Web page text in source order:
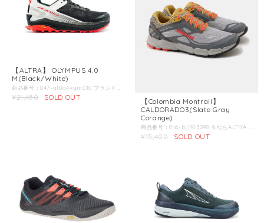
【ALTRA】 OLYMPUS 4.0
M(Black/White)
商品番号：047-al0a4vqm010 ブランド名：ALTRA / アルトラ / 商品名：オリンパス 4.0 メンズ BW 商品説明：マックスクッションシューズ・オリンパスが4となり全く新しい外観に生まれ変わり、機能面でも大きな進化を遂げました。それに伴い、エンジニアードメッシュアッパーは通気性と耐久性が強化されました。また、プレミアムタンが追加され、より快適な履き心地とホールド感が向上しました。かかとは丸みを帯びており、かかとからつま先までのスムーズな足運びを促し、InnerFlex?ミッドソールが柔軟性とパフォーマンスを向上させます。そして、スタックハイト が33mmあり、いわゆる厚底シューズでありながら、真上から見た際靴底に近くにつれ広がる形状やアウトソールの形状によって安定感を大きく向上させています。最後に、ビブラム?メガグリップ?アウトソールやゲイタートラップ?など、オリンパスの必需品はそのままにしておきました。 Color：Black/White＊第2画像以降の画像は別のカラーの商品を使用している場合があります。 こちらの商品のカラーは第1画像のカラーとなります。 インソール：- ミッドソール：コンプレッションモデル EVA アウトソール：Vibram?MegaGrip? スタックハイト：33mm アッパー：耐久性に優れたエンジニアードメッシュ 店長からの一言：一見見た目の変更のようだが、細部にわたってよく見ると、かなりのバージョンアップだということがわかってくる。 まずはアッパーの材質がこれまでより強度が増しているようにみえるが実際足を通すと思った以上に中の蒸れを感じない。つまり通気性が格段に向上している。これはロングを走るときに使用する私にとってとてもありがたいことです。 続いてアウトソールの中央に大きく割れ目のようにあるデザインがまた更に際立っている。これはダブルベットのコマーシャルでもよく紹介されるような、パートナーの邪魔をせずに寝がえりが打てる。つまり左右に来る衝撃をもう片方へ影響を軽減することができるということだ。 ヒールストライクを回避するシューズを作りたい：私の父は学生時代にアメリカンフットボールで膝を故障してしまい。医師からは「もう二度と走る事は出来ないだろう。」と言われていました。その後、父は独学で膝に衝撃のかからない走り方を学び「ヒールストライク」のしない走り方を実践するようになりました。それを続ける事でだんだんと走れるようになり、メジャーなマラソン大会で入賞出来るほどまでになりました。そして現在はシューズの専門家としてロッキーマウンテンにランニングショップを持っています。 ランニングショップをオープンしてから20年経ちますが未だに運動学的に自然で「正しい」シューズは存在せず、クライアントに対して最適なシューズを提供する事が出来ないでいました。 我々は沢山のリサーチをし、その結果「自然な体の動き」を実現させるために「ヒールストライク」を最小限に抑える靴にたどり着きました。 コンセプトは「自然な走り方」ができる究極のシューズ：その後、様々なエキスパート達と共に試行錯誤を繰り返し、我々の熱意が一つのシューズ「ALTRA Zero Drop シューズ」を作り出しました。それが今のバランスクッションに通じています。ここまでくるのに沢山の困難を乗り越えなくては行けませんでした。その中でも常にブレる事の無いコンセプトとして「自然の走り方」を実現させるためのシューズ作りを持ち続けていました。 我々は今後もその熱意を持ち続け、走る事の楽しみを伝えて行きたいと思っています。
¥21,450 SOLD OUT
【Colombia Montrail】
CALDORADO3(Slate Gray
Corange)
¥15,400 SOLD OUT